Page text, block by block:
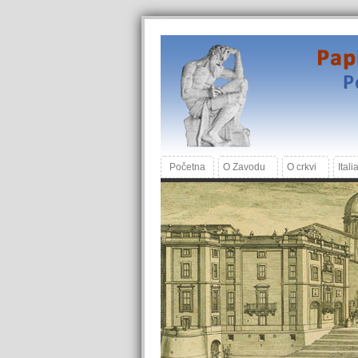
Početna O Zavodu O crkvi